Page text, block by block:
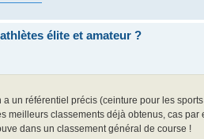
élite et amateur ?
un référentiel précis (ceinture pour les
meilleurs classements déjà obtenus, cas
dans un classement général de course !